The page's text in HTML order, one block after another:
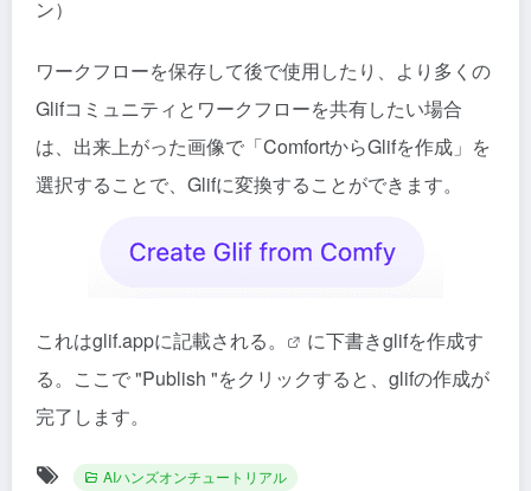
ン）
ワークフローを保存して後で使用したり、より多くの
Glifコミュニティとワークフローを共有したい場合
は、出来上がった画像で「ComfortからGlifを作成」を
選択することで、Glifに変換することができます。
これはglif.appに記載される。
に下書きglifを作成す
る。ここで "Publish "をクリックすると、glifの作成が
完了します。
AIハンズオンチュートリアル